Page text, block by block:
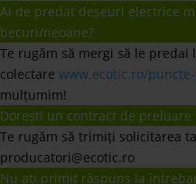
Ai de predat deșeuri electrice
becuri/neoane?
Te rugăm să mergi să le predai
colectare www.ecotic.ro/
mulțumim!
Dorești un contract de
Te rugăm să trimiți solicitarea
producatori@ecotic.ro
Nu ați primit răspuns la